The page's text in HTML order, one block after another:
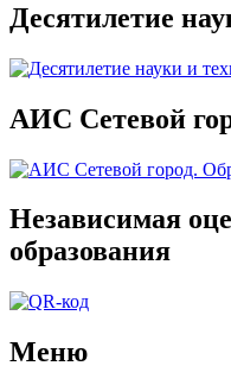
Десятилетие
АИС Сетевой
Независимая
образования
Меню